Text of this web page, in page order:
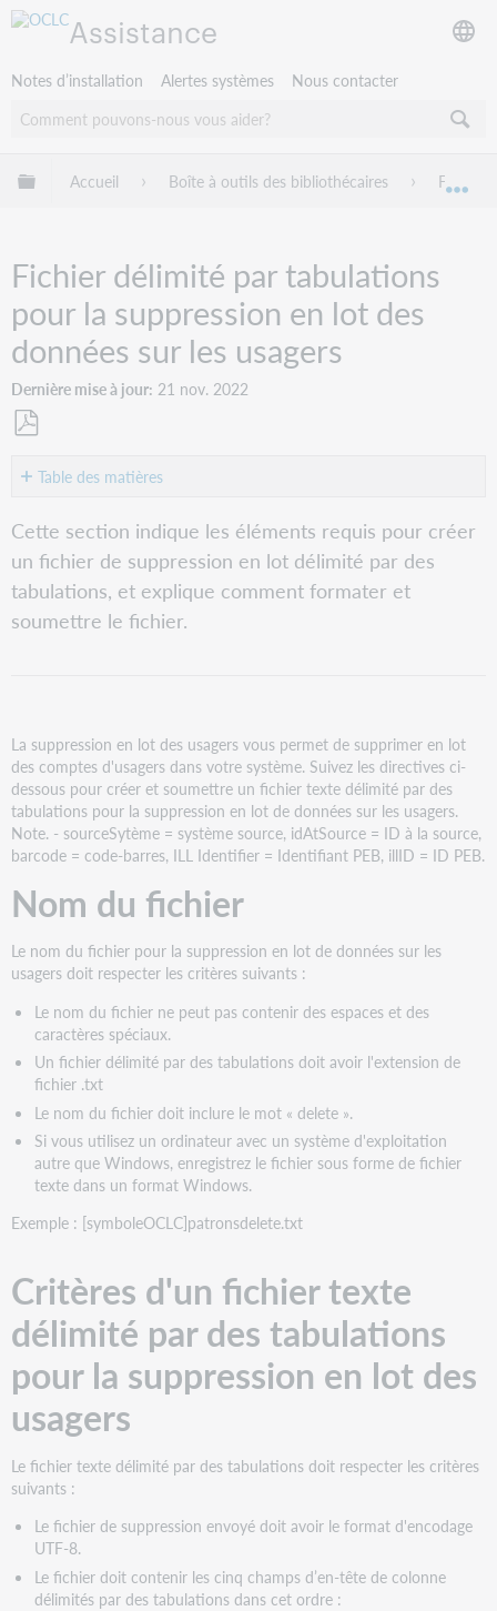
Assistance
Notes d’installation Alertes systèmes Nous contacter
Développer/réduire la hiérarchie globale
Accueil Boîte à outils des bibliothécaires Fichiers
Fichier délimité par tabulations
pour la suppression en lot des
données sur les usagers
Dernière mise à jour 21 nov. 2022
en
que
PDF
Table des matières
du
fichier
Critères
d'un
tabulations
pour
la
suppression
en
lot
usagers
de
fichiers
Modèle
de
fichier
Envoyer
fichier
de
suppression
en
d'usagers
sur
le
traitement
des
fichiers
de
données
les
usagers
Cette section indique les éléments requis pour créer
un fichier de suppression en lot délimité par des
tabulations, et explique comment formater et
soumettre le fichier.
La suppression en lot des usagers vous permet de supprimer en lot
des comptes d'usagers dans votre système. Suivez les directives ci-
dessous pour créer et soumettre un fichier texte délimité par des
tabulations pour la suppression en lot de données sur les usagers.
Note. - sourceSytème = système source, idAtSource = ID à la source,
barcode = code-barres, ILL Identifier = Identifiant PEB, illID = ID PEB.
Nom du fichier
Le nom du fichier pour la suppression en lot de données sur les
usagers doit respecter les critères suivants :
Le nom du fichier ne peut pas contenir des espaces et des
caractères spéciaux.
Un fichier délimité par des tabulations doit avoir l'extension de
fichier .txt
Le nom du fichier doit inclure le mot « delete ».
Si vous utilisez un ordinateur avec un système d'exploitation
autre que Windows, enregistrez le fichier sous forme de fichier
texte dans un format Windows.
Exemple : [symboleOCLC]patronsdelete.txt
Critères d'un fichier texte
délimité par des tabulations
pour la suppression en lot des
usagers
Le fichier texte délimité par des tabulations doit respecter les critères
suivants :
Le fichier de suppression envoyé doit avoir le format d'encodage
UTF-8.
Le fichier doit contenir les cinq champs d’en-tête de colonne
délimités par des tabulations dans cet ordre :